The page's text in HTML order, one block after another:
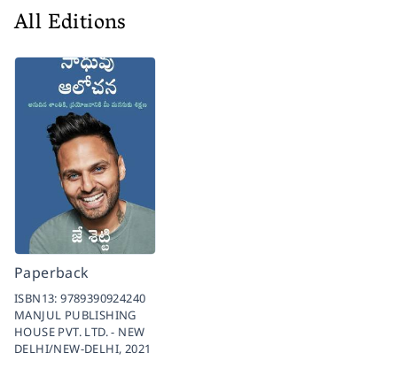
All Editions
Paperback
ISBN13:9789390924240
MANJUL PUBLISHING
HOUSE PVT. LTD. - NEW
DELHI/NEW-DELHI, 2021